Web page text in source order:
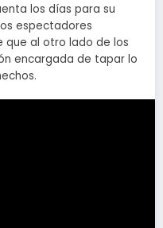
los días para su
espectadores
que al otro lado de los
encargada de tapar lo